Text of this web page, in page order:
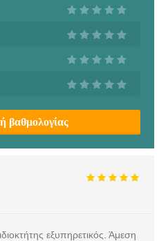
βαθμολογίας
εξυπηρετικός. Άμεση